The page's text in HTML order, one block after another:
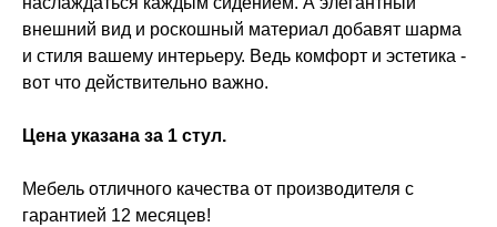
внешний вид и роскошный материал добавят шарма
и стиля вашему интерьеру. Ведь комфорт и эстетика -
вот что действительно важно.
Цена указана за 1 стул.
Мебель отличного качества от производителя с
гарантией 12 месяцев!